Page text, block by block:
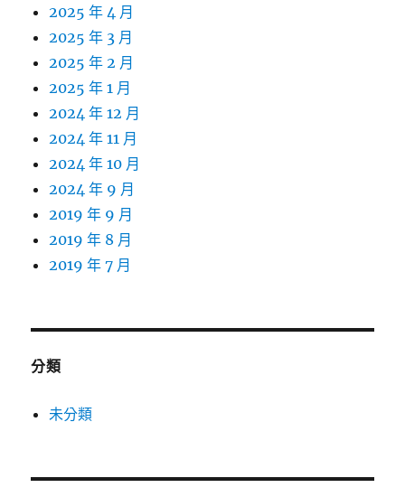
2025 年 4 月
2025 年 3 月
2025 年 2 月
2025 年 1 月
2024 年 12 月
2024 年 11 月
2024 年 10 月
2024 年 9 月
2019 年 9 月
2019 年 8 月
2019 年 7 月
分類
未分類